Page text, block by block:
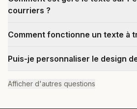
courriers ?
Comment fonctionne un texte à
Puis-je personnaliser le design
Afficher d'autres questions